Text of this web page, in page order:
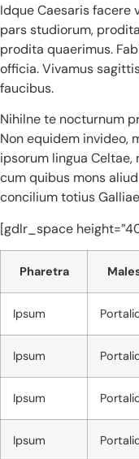
Idque Caesaris facere
pars studiorum,
prodita quaerimus.
officia. Vivamus
faucibus.
Nihilne te nocturnum
Non equidem invideo,
ipsorum lingua Celtae,
cum quibus mons
concilium totius
[gdlr_space
Pharetra
Ipsum
Ipsum
Ipsum
Ipsum